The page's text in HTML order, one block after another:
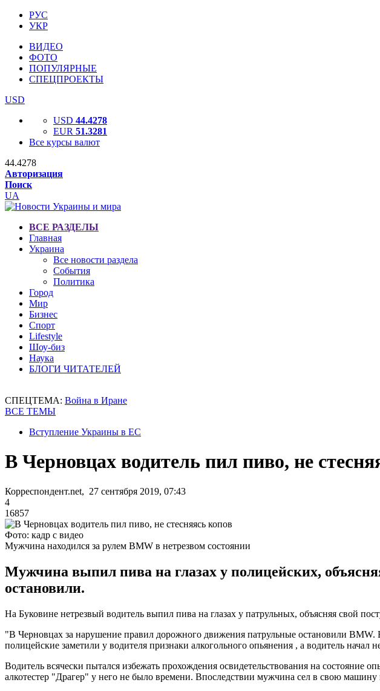
РУС
УКР
ВИДЕО
ФОТО
ПОПУЛЯРНЫЕ
СПЕЦПРОЕКТЫ
USD
USD 44.4278
EUR 51.3281
Все курсы валют
44.4278
Авторизация
Поиск
UA
ВСЕ РАЗДЕЛЫ
Главная
Украина
Все новости раздела
События
Политика
Город
Мир
Бизнес
Спорт
Lifestyle
Шоу-биз
Наука
БЛОГИ ЧИТАТЕЛЕЙ
СПЕЦТЕМА: Война в Иране
ВСЕ ТЕМЫ
Вступление Украины в ЕС
В Черновцах водитель пил пиво, не
Корреспондент.net, 27 сентября 2019, 07:43
4
16857
Фото: кадр с видео
Мужчина находился за рулем BMW в нетрезвом состоянии
Мужчина выпил пива на глазах у полицейских,
остановили.
На Буковине нетрезвый водитель выпил пива на глазах у патрульных, объясняя свой
"В Черновцах за нарушение правил дорожного движения патрульные остановили BMW.
полицейские заметили у водителя признаки алкогольного опьянения , а водитель
Водитель всячески пытался избежать прохождения освидетельствования на состояние
алкотестер "Драгер" у него не было времени. Впоследствии мужчина сел в свою